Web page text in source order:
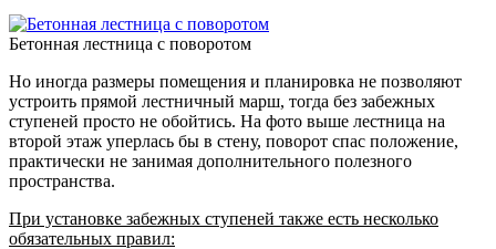
Бетонная лестница с поворотом
Но иногда размеры помещения и планировка не позволяют
устроить прямой лестничный марш, тогда без забежных
ступеней просто не обойтись. На фото выше лестница на
второй этаж уперлась бы в стену, поворот спас положение,
практически не занимая дополнительного полезного
пространства.
При установке забежных ступеней также есть несколько
обязательных правил: